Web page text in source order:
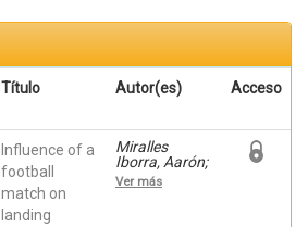
Título Autor(es) Acceso
Influence of a
football
match on
landing
Miralles
Iborra, Aarón;
Elvira, Jose L.
L.; Del Coso,
Ver más